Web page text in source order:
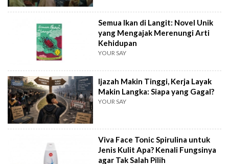
Semua Ikan di Langit: Novel Unik
yang Mengajak Merenungi Arti
Kehidupan
YOUR SAY
Ijazah Makin Tinggi, Kerja Layak
Makin Langka: Siapa yang Gagal?
YOUR SAY
Viva Face Tonic Spirulina untuk
Jenis Kulit Apa? Kenali Fungsinya
agar Tak Salah Pilih